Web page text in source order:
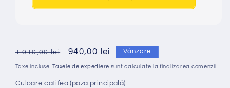
Preț
obișnuit
1.010,00 lei
Preț
redus
940,00 lei Vânzare
Taxe incluse.Taxele de expediere sunt calculate la finalizarea comenzii.
Culoare catifea (poza principală)